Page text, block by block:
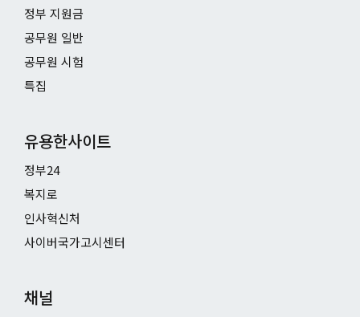
정부 지원금
공무원 일반
공무원 시험
특집
유용한사이트
정부24
복지로
인사혁신처
사이버국가고시센터
채널